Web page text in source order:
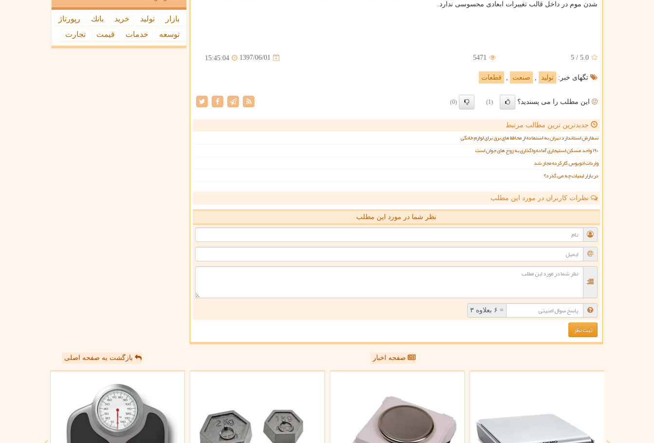
شدن موم در داخل قالب تغییرات ابعادی محسوسی ندارد.
5.0
/
5
5471
1397/06/01
15:45:04
تگهای خبر: تولید صنعت قطعات
این مطلب را می پسندید؟ (1)
(0)
جدیدترین ترین مطالب مرتبط
سفارش استاندارد تهران به استفاده از محافظ های برق برای لوازم خانگی
۱۹۰ واحد مسکن استیجاری آماده واگذاری به زوج های جوان است
واردات اتوبوس کارکرده مجاز شد
در بازار لبنیات چه می گذرد؟
نظرات کاربران در مورد این مطلب
نظر شما در مورد این مطلب
= ۶ بعلاوه ۳
بازار تولید خرید بانك
رپورتاژ
توسعه
خدمات قیمت تجارت
صفحه اخبار بازگشت به صفحه اصلی